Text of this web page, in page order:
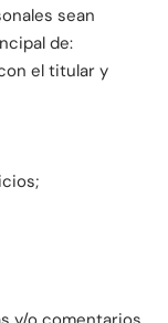
sean
de:
el titular y